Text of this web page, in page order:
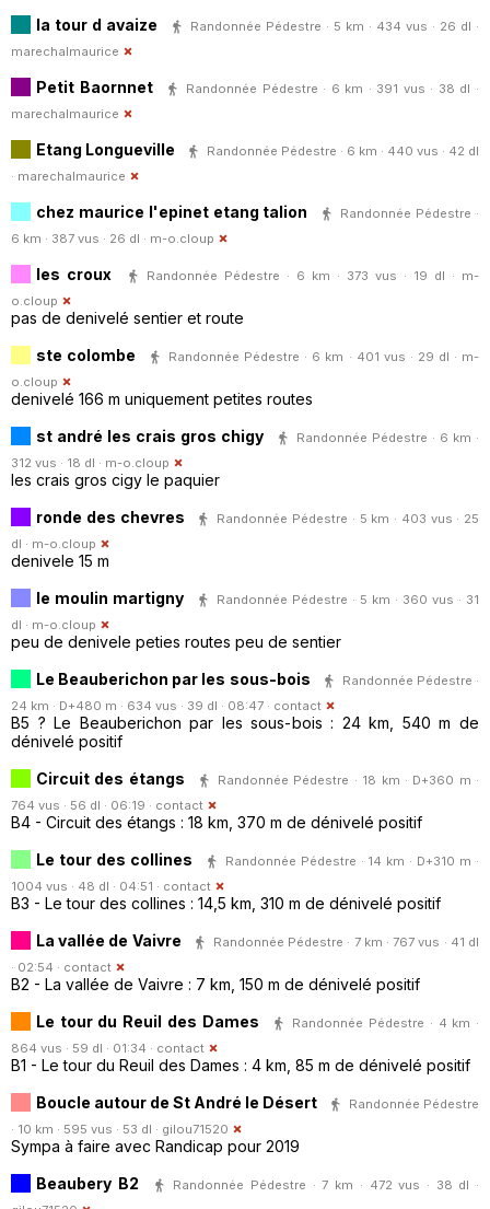
la tour d avaize
Randonnée Pédestre · 5 km · 434 vus · 26 dl ·
marechalmaurice
Petit Baornnet
Randonnée Pédestre · 6 km · 391 vus · 38 dl ·
marechalmaurice
Etang Longueville
Randonnée Pédestre · 6 km · 440 vus · 42 dl
· marechalmaurice
chez maurice l'epinet etang talion
Randonnée Pédestre ·
6 km · 387 vus · 26 dl · m-o.cloup
les croux Randonnée Pédestre · 6 km · 373 vus · 19 dl · m-
o.cloup
pas de denivelé sentier et route
ste colombe
Randonnée Pédestre · 6 km · 401 vus · 29 dl · m-
o.cloup
denivelé 166 m uniquement petites routes
st andré les crais gros chigy
Randonnée Pédestre · 6 km ·
312 vus · 18 dl · m-o.cloup
les crais gros cigy le paquier
ronde des chevres
Randonnée Pédestre · 5 km · 403 vus · 25
dl · m-o.cloup
denivele 15 m
le moulin martigny
Randonnée Pédestre · 5 km · 360 vus · 31
dl · m-o.cloup
peu de denivele peties routes peu de sentier
Le Beauberichon par les sous-bois
Randonnée Pédestre ·
24 km · D+480 m · 634 vus · 39 dl · 08:47 · contact
B5 ? Le Beauberichon par les sous-bois : 24 km, 540 m de
dénivelé positif
Circuit des étangs
Randonnée Pédestre · 18 km · D+360 m ·
764 vus · 56 dl · 06:19 · contact
B4 - Circuit des étangs : 18 km, 370 m de dénivelé positif
Le tour des collines
Randonnée Pédestre · 14 km · D+310 m ·
1004 vus · 48 dl · 04:51 · contact
B3 - Le tour des collines : 14,5 km, 310 m de dénivelé positif
La vallée de Vaivre
Randonnée Pédestre · 7 km · 767 vus · 41 dl
· 02:54 · contact
B2 - La vallée de Vaivre : 7 km, 150 m de dénivelé positif
Le tour du Reuil des Dames
Randonnée Pédestre · 4 km ·
864 vus · 59 dl · 01:34 · contact
B1 - Le tour du Reuil des Dames : 4 km, 85 m de dénivelé positif
Boucle autour de St André le Désert
Randonnée Pédestre
· 10 km · 595 vus · 53 dl · gilou71520
Sympa à faire avec Randicap pour 2019
Beaubery B2
Randonnée Pédestre · 7 km · 472 vus · 38 dl ·